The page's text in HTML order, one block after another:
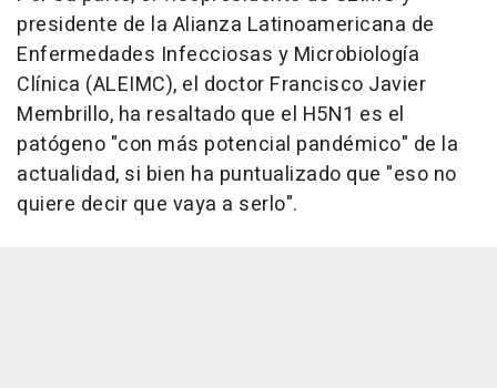
presidente de la Alianza Latinoamericana de
Enfermedades Infecciosas y Microbiología
Clínica (ALEIMC), el doctor Francisco Javier
Membrillo, ha resaltado que el H5N1 es el
patógeno "con más potencial pandémico" de la
actualidad, si bien ha puntualizado que "eso no
quiere decir que vaya a serlo".